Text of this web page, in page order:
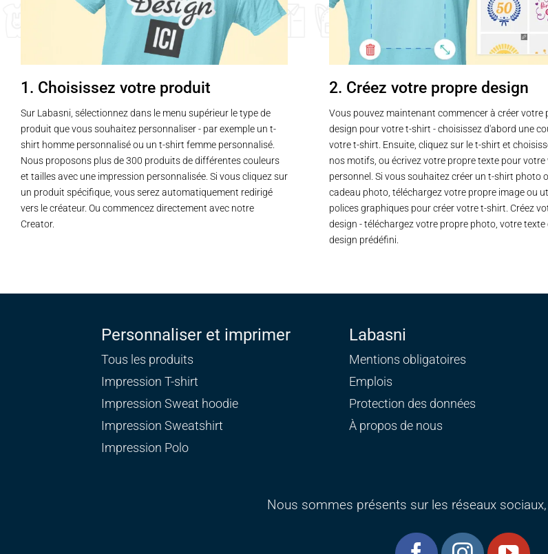
1. Choisissez votre produit
Sur Labasni, sélectionnez dans le menu supérieur le type de
produit que vous souhaitez personnaliser - par exemple un t-
shirt homme personnalisé ou un t-shirt femme personnalisé.
Nous proposons plus de 300 produits de différentes couleurs
et tailles avec une impression personnalisée. Si vous cliquez sur
un produit spécifique, vous serez automatiquement redirigé
vers le créateur. Ou commencez directement avec notre
Creator.
2. Créez votre propre design
Vous pouvez maintenant commencer à créer votre
design pour votre t-shirt - choisissez d'abord une
votre t-shirt. Ensuite, cliquez sur le t-shirt et
nos motifs, ou écrivez votre propre texte pour votre
personnel. Si vous souhaitez créer un t-shirt photo
cadeau photo, téléchargez votre propre image ou
polices graphiques pour créer votre t-shirt. Créez
design - téléchargez votre propre photo, votre texte
design prédéfini.
Personnaliser et imprimer
Tous les produits
Impression T-shirt
Impression Sweat hoodie
Impression Sweatshirt
Impression Polo
Labasni
Mentions obligatoires
Emplois
Protection des données
À propos de nous
Nous sommes présents sur les réseaux